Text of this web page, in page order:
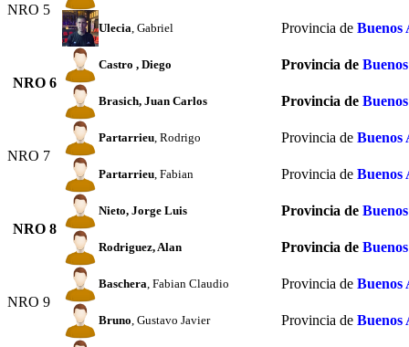
NRO 5
Ulecia , Gabriel Provincia de Buenos
NRO 6
Castro , Diego Provincia de
Brasich, Juan Carlos Provincia de
NRO 7
Partarrieu , Rodrigo Provincia de Buenos
Partarrieu , Fabian Provincia de Buenos
NRO 8
Nieto, Jorge Luis Provincia de
Rodriguez, Alan Provincia de
NRO 9
Baschera , Fabian Claudio Provincia de Buenos
Bruno , Gustavo Javier Provincia de Buenos